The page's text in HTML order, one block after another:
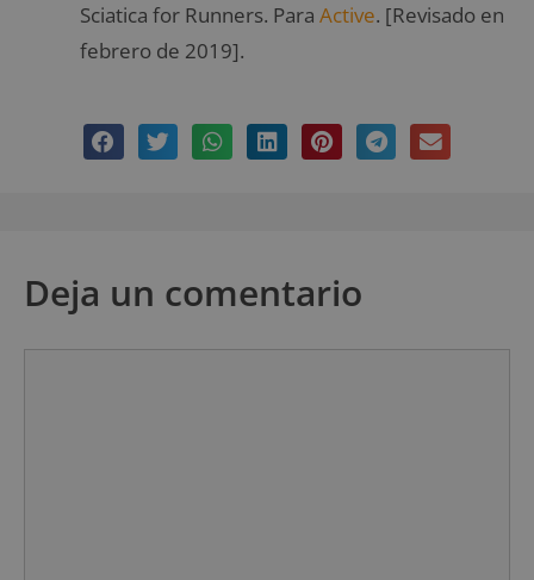
Sciatica for Runners. Para Active. [Revisado en
febrero de 2019].
Deja un comentario